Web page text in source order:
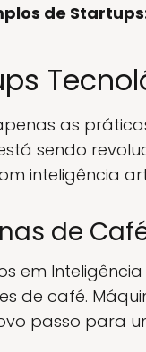
de
as
sendo
inteligência
de
em
de café.
passo para